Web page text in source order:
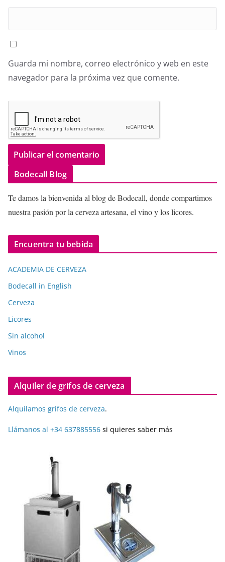
Guarda mi nombre, correo electrónico y web en este
navegador para la próxima vez que comente.
Bodecall Blog
Te damos la bienvenida al blog de Bodecall, donde compartimos
nuestra pasión por la cerveza artesana, el vino y los licores.
Encuentra tu bebida
ACADEMIA DE CERVEZA
Bodecall in English
Cerveza
Licores
Sin alcohol
Vinos
Alquiler de grifos de cerveza
Alquilamos grifos de cerveza.
Llámanos al +34 637885556 si quieres saber más